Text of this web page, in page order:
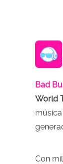
Bad
World
Con